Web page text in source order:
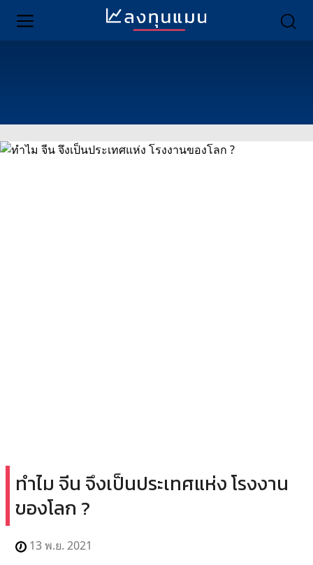
ทำไม จีน จึงเป็นประเทศแห่ง โรงงาน
ของโลก ?
13 พ.ย. 2021